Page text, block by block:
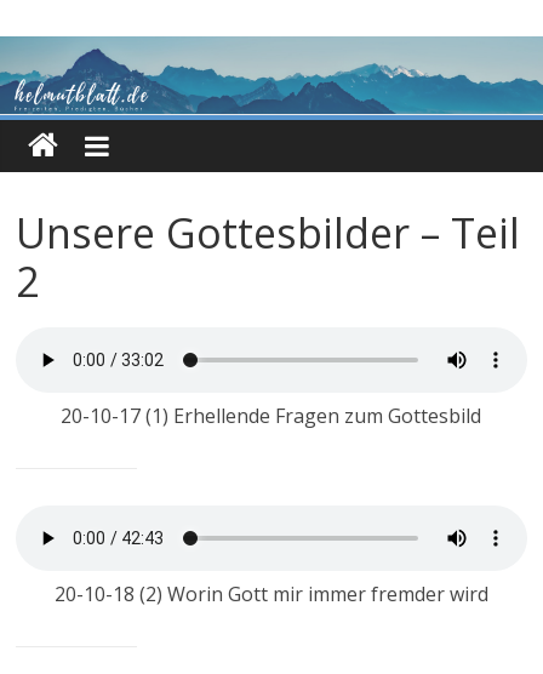
Inhalt
springen
Unsere Gottesbilder – Teil
2
20-10-17 (1) Erhellende Fragen zum Gottesbild
20-10-18 (2) Worin Gott mir immer fremder wird